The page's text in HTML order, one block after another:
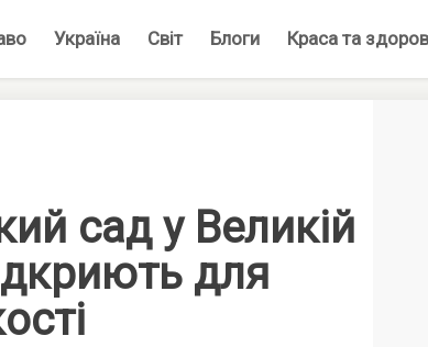
Україна Світ Блоги Краса та
сад у Великій
для